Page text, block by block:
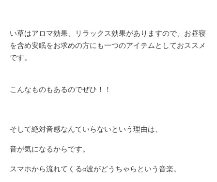
い草はアロマ効果、リラックス効果がありますので、お昼寝
を含め安眠をお求めの方にも一つのアイテムとしておススメ
です。
こんなものもあるのでぜひ！！
そして絶対音感なんていらないという理由は、
音が気になるからです。
スマホから流れてくるα波がどうちゃらという音楽。